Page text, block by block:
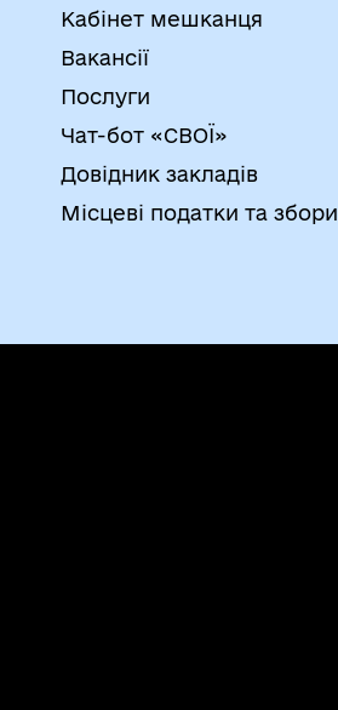
Кабінет мешканця
Вакансії
Послуги
Чат-бот «СВОЇ»
Довідник закладів
Місцеві податки та збори